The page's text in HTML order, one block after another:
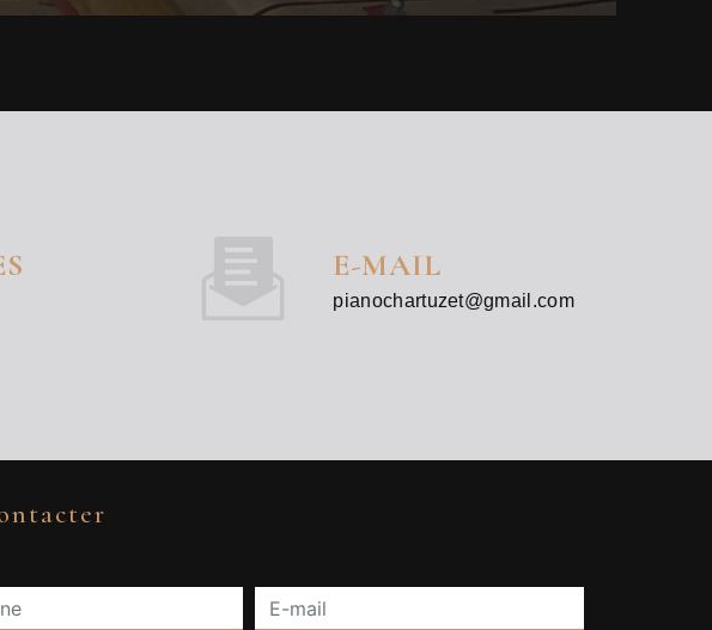
E-MAIL
pianochartuzet@gmail.com